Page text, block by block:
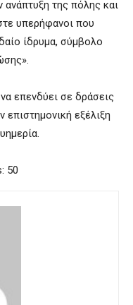
ανάπτυξη της πόλης και
υπερήφανοι που
ίδρυμα, σύμβολο
επενδύει σε δράσεις
εξέλιξη
50